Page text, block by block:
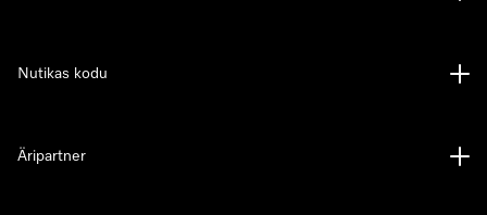
Nutikas kodu
Äripartner